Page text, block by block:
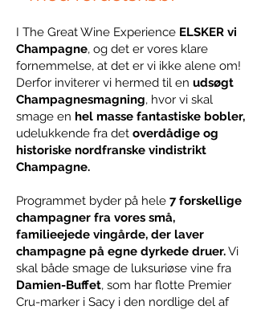
I The Great Wine Experience ELSKER vi
Champagne, og det er vores klare
fornemmelse, at det er vi ikke alene om!
Derfor inviterer vi hermed til en udsøgt
Champagnesmagning, hvor vi skal
smage en hel masse fantastiske bobler,
udelukkende fra det overdådige og
historiske nordfranske vindistrikt
Champagne.
Programmet byder på hele 7 forskellige
champagner fra vores små,
familieejede vingårde, der laver
champagne på egne dyrkede druer.Vi
skal både smage de luksuriøse vine fra
Damien-Buffet, som har flotte Premier
Cru-marker i Sacy i den nordlige del af